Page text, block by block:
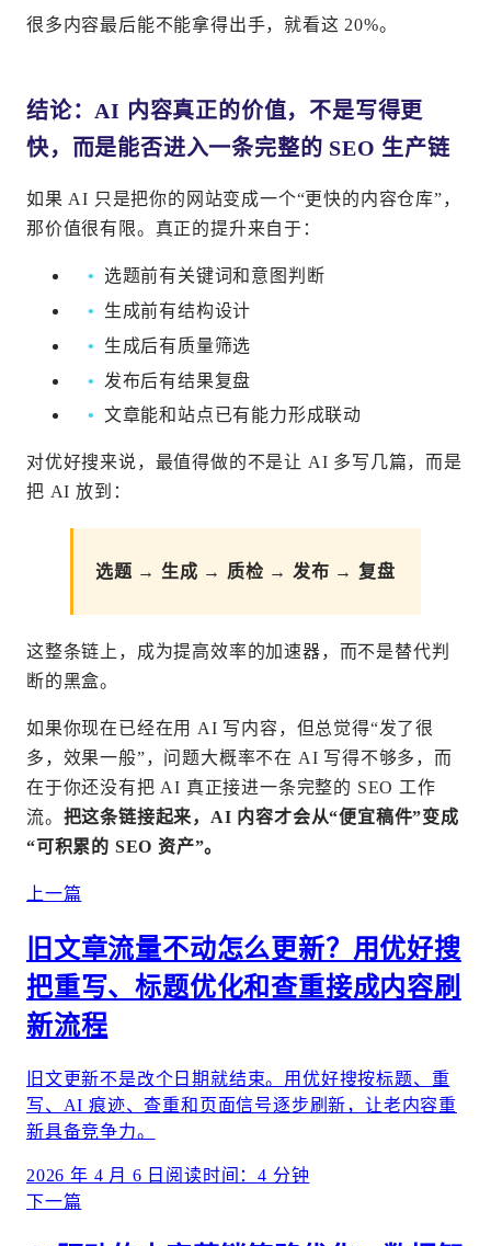
很多内容最后能不能拿得出手，就看这 20%。
结论：AI 内容真正的价值，不是写得更
快，而是能否进入一条完整的 SEO 生产链
如果 AI 只是把你的网站变成一个“更快的内容仓库”，
那价值很有限。真正的提升来自于：
选题前有关键词和意图判断
生成前有结构设计
生成后有质量筛选
发布后有结果复盘
文章能和站点已有能力形成联动
对优好搜来说，最值得做的不是让 AI 多写几篇，而是
把 AI 放到：
选题 → 生成 → 质检 → 发布 → 复盘
这整条链上，成为提高效率的加速器，而不是替代判
断的黑盒。
如果你现在已经在用 AI 写内容，但总觉得“发了很
多，效果一般”，问题大概率不在 AI 写得不够多，而
在于你还没有把 AI 真正接进一条完整的 SEO 工作
流。 把这条链接起来，AI 内容才会从“便宜稿件”变成
“可积累的 SEO 资产”。
上一篇
旧文章流量不动怎么更新？用优好搜
把重写、标题优化和查重接成内容刷
新流程
旧文更新不是改个日期就结束。用优好搜按标题、重
写、AI 痕迹、查重和页面信号逐步刷新，让老内容重
新具备竞争力。
2026 年 4 月 6 日 阅读时间：4 分钟
下一篇